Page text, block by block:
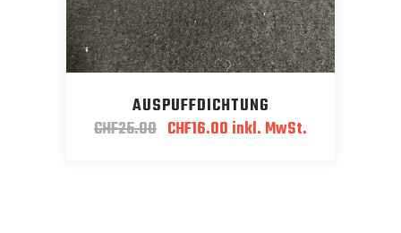
AUSPUFFDICHTUNG
CHF25.00 Ursprünglicher
CHF16.00 Aktueller
inkl. MwSt.